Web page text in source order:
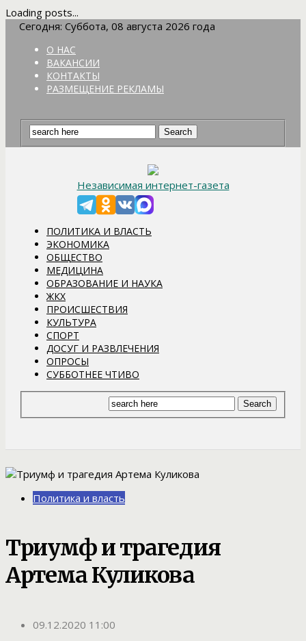
Loading posts...
Сегодня: Суббота, 08 августа 2026 года
О НАС
ВАКАНСИИ
КОНТАКТЫ
РАЗМЕЩЕНИЕ РЕКЛАМЫ
Независимая интернет-газета
ПОЛИТИКА И ВЛАСТЬ
ЭКОНОМИКА
ОБЩЕСТВО
МЕДИЦИНА
ОБРАЗОВАНИЕ И НАУКА
ЖКХ
ПРОИСШЕСТВИЯ
КУЛЬТУРА
СПОРТ
ДОСУГ И РАЗВЛЕЧЕНИЯ
ОПРОСЫ
СУББОТНЕЕ ЧТИВО
Политика и власть
Триумф и трагедия
Артема Куликова
09.12.2020 11:00